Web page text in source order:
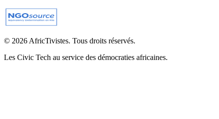
© 2026 AfricTivistes. Tous droits réservés.
Les Civic Tech au service des démocraties africaines.